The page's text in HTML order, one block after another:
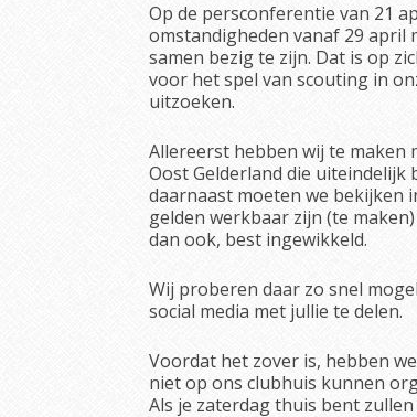
Op de persconferentie van 21
omstandigheden vanaf 29
samen bezig te zijn. Dat is op
voor het spel van scouting in
uitzoeken.
Allereerst hebben wij te maken
Oost Gelderland die uiteindelijk
daarnaast moeten we bekijken
gelden werkbaar zijn (te
dan ook, best ingewikkeld.
Wij proberen daar zo snel
social media met jullie te delen.
Voordat het zover is, hebben
niet op ons clubhuis kunnen
Als je zaterdag thuis bent